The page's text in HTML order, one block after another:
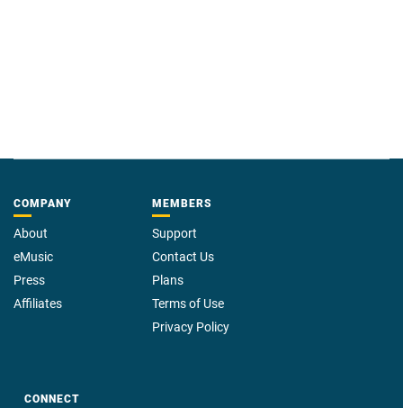
COMPANY
About
eMusic
Press
Affiliates
MEMBERS
Support
Contact Us
Plans
Terms of Use
Privacy Policy
CONNECT